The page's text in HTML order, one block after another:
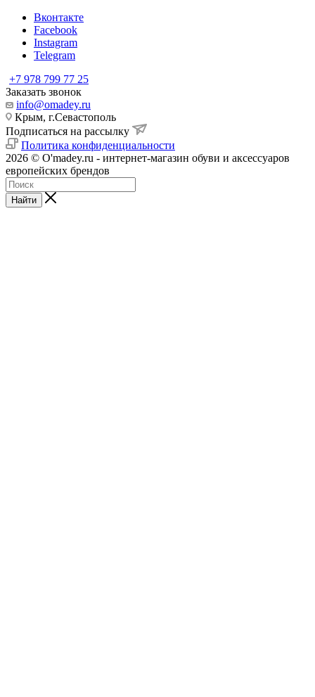
Вконтакте
Facebook
Instagram
Telegram
+7 978 799 77 25
Заказать звонок
info@omadey.ru
Крым, г.Севастополь
Подписаться на рассылку
Политика конфиденциальности
2026 © O'madey.ru - интернет-магазин обуви и аксессуаров
европейских брендов
Найти